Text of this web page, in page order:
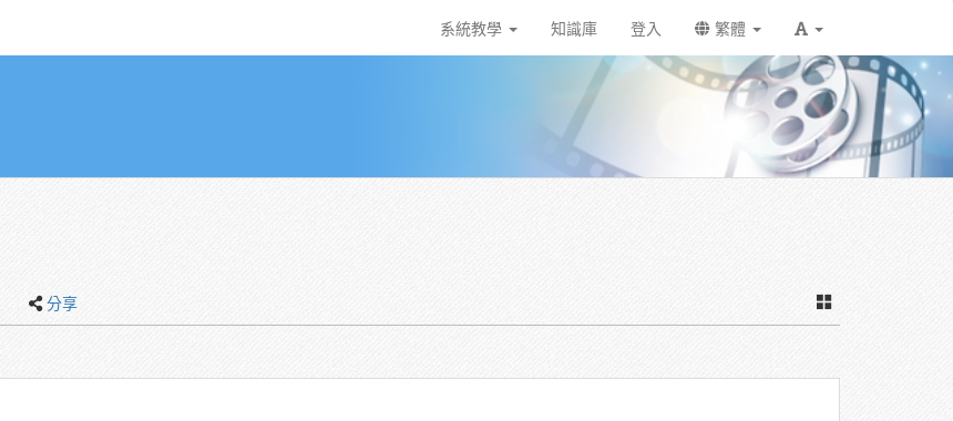
系統教學 知識庫 登入 繁體
分享